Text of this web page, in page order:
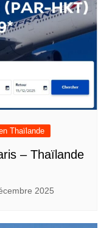
Thaïlande
– Thaïlande
2025